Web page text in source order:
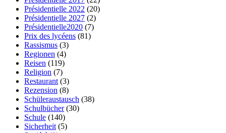
Présidentielle 2022 (20)
Présidentielle 2027 (2)
Présidentielle2020 (7)
Prix des lycéens (81)
Rassismus (3)
Regionen (4)
Reisen (119)
Religion (7)
Restaurant (3)
Rezension (8)
Schüleraustausch (38)
Schulbücher(30)
Schule (140)
Sicherheit (5)